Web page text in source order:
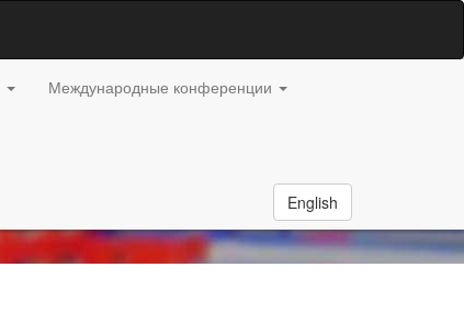
Международные конференции
English